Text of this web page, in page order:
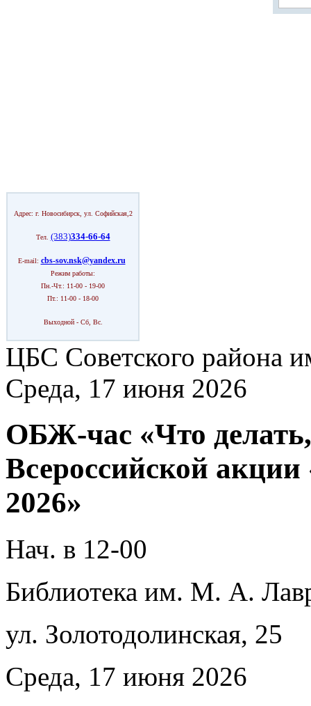
Адрес: г. Новосибирск, ул. Софийская,2
Тел. (383)334-66-64
E-mail: cbs-sov.nsk@yandex.ru
Режим работы:
Пн.-Чт.: 11-00 - 19-00
Пт.: 11-00 - 18-00
Выходной - Сб, Вс.
ЦБС Советского района
Среда, 17 июня 2026
ОБЖ-час «Что
Всероссийской акции
2026»
Нач. в 12-00
Библиотека им. М. А.
ул. Золотодолинская, 25
Среда, 17 июня 2026